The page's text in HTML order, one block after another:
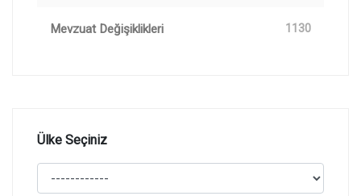
Mevzuat Değişiklikleri 1130
Ülke Seçiniz